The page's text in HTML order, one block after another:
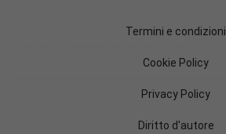
Termini e condizioni
Cookie Policy
Privacy Policy
Diritto d'autore